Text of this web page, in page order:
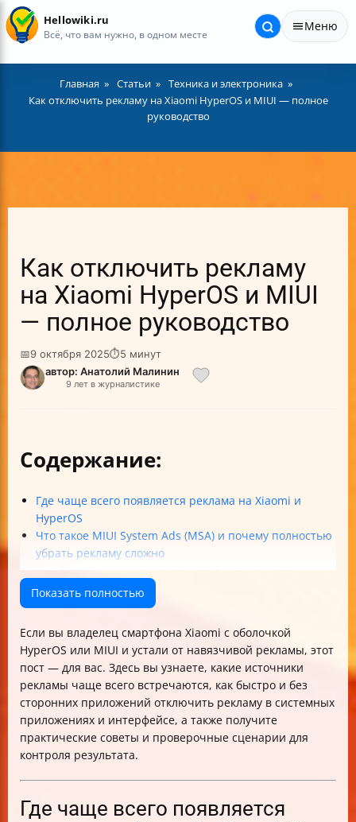
Hellowiki.ru
Всё, что вам нужно, в одном месте
Меню
Главная Статьи
Техника и электроника
Как отключить рекламу на Xiaomi HyperOS и MIUI — полное
руководство
Как отключить рекламу
на Xiaomi HyperOS и MIUI
— полное руководство
📅9 октября 2025⏱5 минут
автор: Анатолий Малинин
9 лет в журналистике
Содержание:
Где чаще всего появляется реклама на Xiaomi и
HyperOS
Что такое MIUI System Ads (MSA) и почему полностью
убрать рекламу сложно
Как быстро отключить рекламу без сторонних
приложений
Отключение рекламы в системных приложениях
Как отключить рекламу на экране блокировки
Отключение рекламы на рабочем столе и в папках
Особенности настройки в MIUI и HyperOS
Что делать, если реклама продолжает появляться
Практические советы по тестированию отключения
рекламы
Типичные ошибки и как их избежать
Визуальные материалы и локализация
Заключение
Показать полностью
Если вы владелец смартфона Xiaomi с оболочкой
HyperOS или MIUI и устали от навязчивой рекламы, этот
пост — для вас. Здесь вы узнаете, какие источники
рекламы чаще всего встречаются, как быстро и без
сторонних приложений отключить рекламу в системных
приложениях и интерфейсе, а также получите
практические советы и проверочные сценарии для
контроля результата.
Где чаще всего появляется